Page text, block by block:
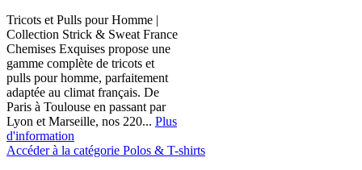
Tricots et Pulls pour Homme |
Collection Strick & Sweat France
Chemises Exquises propose une
gamme complète de tricots et
pulls pour homme, parfaitement
adaptée au climat français. De
Paris à Toulouse en passant par
Lyon et Marseille, nos 220... Plus
d'information
Accéder à la catégorie Polos & T-shirts